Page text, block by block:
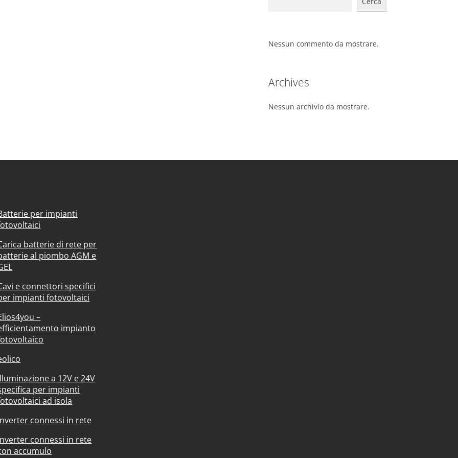
Nessun commento da mostrare.
Archives
Nessun archivio da mostrare.
per impianti
batterie di rete per
al piombo AGM e
e connettori specifici
impianti fotovoltaici
–
impianto
a 12V e 24V
per impianti
ad isola
connessi in rete
connessi in rete
accumulo